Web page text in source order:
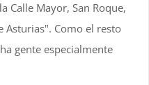
Calle Mayor, San Roque,
Asturias". Como el resto
gente especialmente